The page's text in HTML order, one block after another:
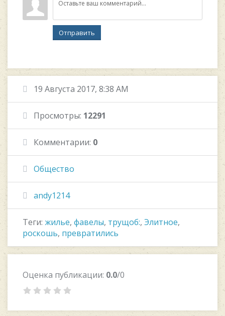
Отправить
19 Августа 2017, 8:38 AM
Просмотры: 12291
Комментарии: 0
Общество
andy1214
Теги: жилье, фавелы, трущоб:, Элитное,
роскошь, превратились
Оценка публикации: 0.0/0